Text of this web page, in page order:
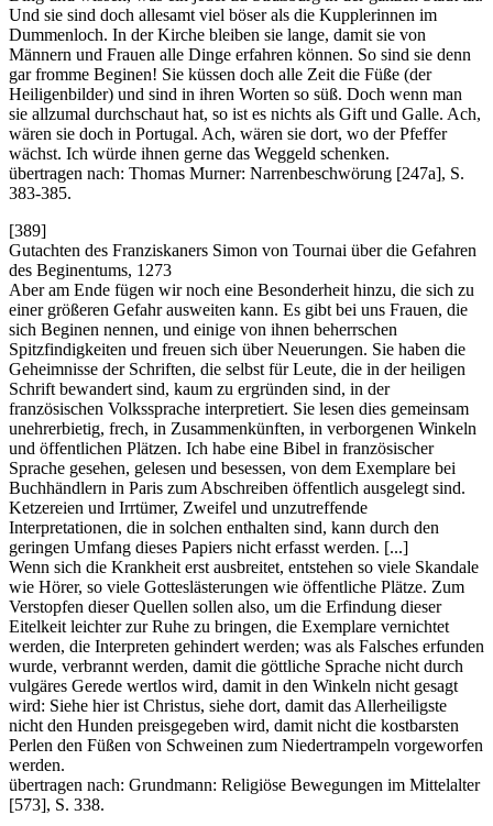
Und sie sind doch allesamt viel böser als die Kupplerinnen im
Dummenloch. In der Kirche bleiben sie lange, damit sie von
Männern und Frauen alle Dinge erfahren können. So sind sie denn
gar fromme Beginen! Sie küssen doch alle Zeit die Füße (der
Heiligenbilder) und sind in ihren Worten so süß. Doch wenn man
sie allzumal durchschaut hat, so ist es nichts als Gift und Galle. Ach,
wären sie doch in Portugal. Ach, wären sie dort, wo der Pfeffer
wächst. Ich würde ihnen gerne das Weggeld schenken.
übertragen nach: Thomas Murner: Narrenbeschwörung [247a], S.
383-385.
[389]
Gutachten des Franziskaners Simon von Tournai über die Gefahren
des Beginentums, 1273
Aber am Ende fügen wir noch eine Besonderheit hinzu, die sich zu
einer größeren Gefahr ausweiten kann. Es gibt bei uns Frauen, die
sich Beginen nennen, und einige von ihnen beherrschen
Spitzfindigkeiten und freuen sich über Neuerungen. Sie haben die
Geheimnisse der Schriften, die selbst für Leute, die in der heiligen
Schrift bewandert sind, kaum zu ergründen sind, in der
französischen Volkssprache interpretiert. Sie lesen dies gemeinsam
unehrerbietig, frech, in Zusammenkünften, in verborgenen Winkeln
und öffentlichen Plätzen. Ich habe eine Bibel in französischer
Sprache gesehen, gelesen und besessen, von dem Exemplare bei
Buchhändlern in Paris zum Abschreiben öffentlich ausgelegt sind.
Ketzereien und Irrtümer, Zweifel und unzutreffende
Interpretationen, die in solchen enthalten sind, kann durch den
geringen Umfang dieses Papiers nicht erfasst werden. [...]
Wenn sich die Krankheit erst ausbreitet, entstehen so viele Skandale
wie Hörer, so viele Gotteslästerungen wie öffentliche Plätze. Zum
Verstopfen dieser Quellen sollen also, um die Erfindung dieser
Eitelkeit leichter zur Ruhe zu bringen, die Exemplare vernichtet
werden, die Interpreten gehindert werden; was als Falsches erfunden
wurde, verbrannt werden, damit die göttliche Sprache nicht durch
vulgäres Gerede wertlos wird, damit in den Winkeln nicht gesagt
wird: Siehe hier ist Christus, siehe dort, damit das Allerheiligste
nicht den Hunden preisgegeben wird, damit nicht die kostbarsten
Perlen den Füßen von Schweinen zum Niedertrampeln vorgeworfen
werden.
übertragen nach: Grundmann: Religiöse Bewegungen im Mittelalter
[573], S. 338.